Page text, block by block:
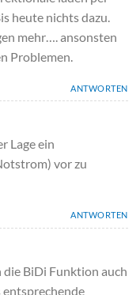
heute nichts dazu.
mehr…. ansonsten
Problemen.
ANTWORTEN
Lage ein
vor zu
ANTWORTEN
die BiDi Funktion auch
entsprechende